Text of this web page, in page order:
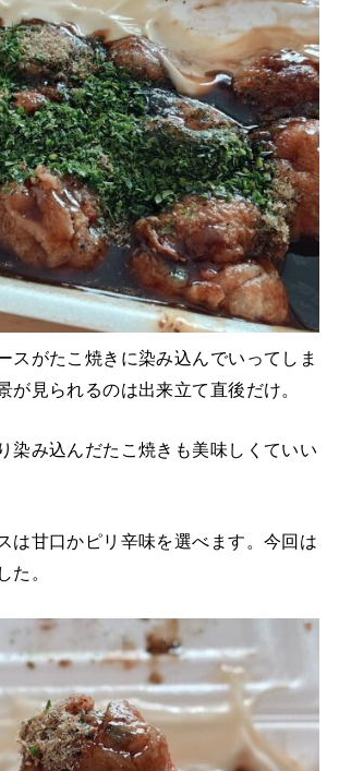
スがたこ焼きに染み込んでいってしま
が見られるのは出来立て直後だけ。
染み込んだたこ焼きも美味しくていい
は甘口かピリ辛味を選べます。今回は
た。